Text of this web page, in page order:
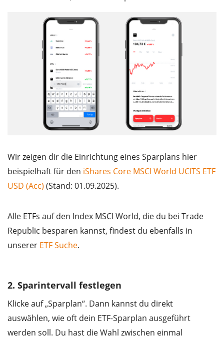
Wir zeigen dir die Einrichtung eines Sparplans hier
beispielhaft für den iShares Core MSCI World UCITS ETF
USD (Acc) (Stand: 01.09.2025).
Alle ETFs auf den Index MSCI World, die du bei Trade
Republic besparen kannst, findest du ebenfalls in
unserer ETF Suche.
2. Sparintervall festlegen
Klicke auf „Sparplan“. Dann kannst du direkt
auswählen, wie oft dein ETF-Sparplan ausgeführt
werden soll. Du hast die Wahl zwischen einmal